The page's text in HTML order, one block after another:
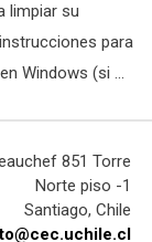
limpiar su
para
Windows (si ...
851 Torre
Norte piso -1
Santiago, Chile